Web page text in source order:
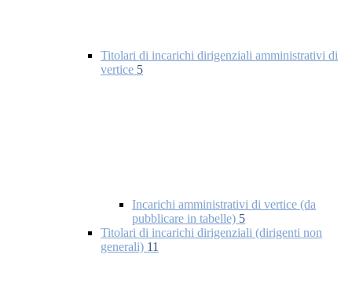
Titolari di incarichi dirigenziali amministrativi di
vertice 5
Incarichi amministrativi di vertice (da
pubblicare in tabelle) 5
Titolari di incarichi dirigenziali (dirigenti non
generali) 11